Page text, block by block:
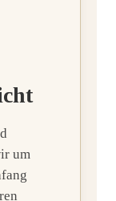
um